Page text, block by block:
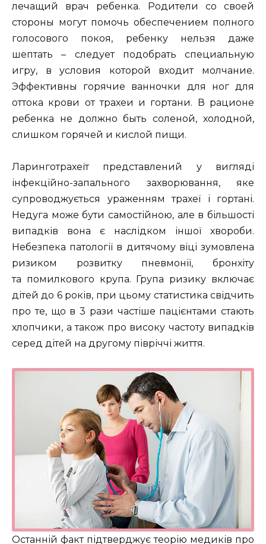
лечащий врач ребенка. Родители со своей
стороны могут помочь обеспечением полного
голосового покоя, ребенку нельзя даже
шептать – следует подобрать специальную
игру, в условия которой входит молчание.
Эффективны горячие ванночки для ног для
оттока крови от трахеи и гортани. В рационе
ребенка не должно быть соленой, холодной,
слишком горячей и кислой пищи.
Ларинготрахеїт представлений у вигляді
інфекційно-запального захворювання, яке
супроводжується ураженням трахеї і гортані.
Недуга може бути самостійною, але в більшості
випадків вона є наслідком іншої хвороби.
Небезпека патології в дитячому віці зумовлена
ризиком розвитку пневмонії, бронхіту
та помилкового крупа. Група ризику включає
дітей до 6 років, при цьому статистика свідчить
про те, що в 3 рази частіше пацієнтами стають
хлопчики, а також про високу частоту випадків
серед дітей на другому півріччі життя.
Останній факт підтверджує теорію медиків про